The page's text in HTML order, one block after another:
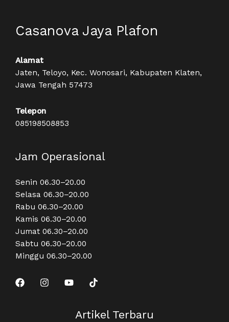
Casanova Jaya Plafon
Alamat
Jaten, Teloyo, Kec. Wonosari, Kabupaten Klaten,
Jawa Tengah 57473
Telepon
085198508853
Jam Operasional
Senin 06.30–20.00
Selasa 06.30–20.00
Rabu 06.30–20.00
Kamis 06.30–20.00
Jumat 06.30–20.00
Sabtu 06.30–20.00
Minggu 06.30–20.00
Artikel Terbaru